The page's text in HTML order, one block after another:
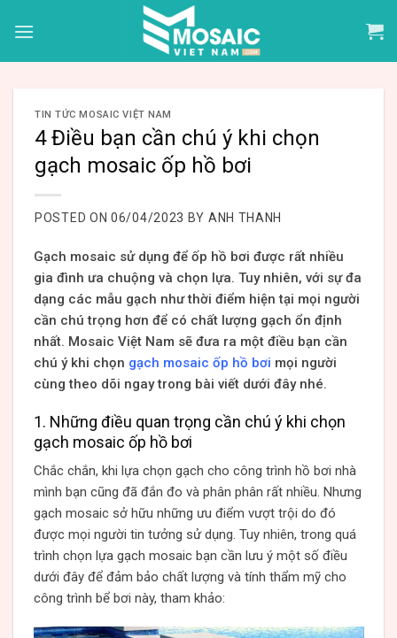
TIN TỨC MOSAIC VIỆT NAM
4 Điều bạn cần chú ý khi chọn
gạch mosaic ốp hồ bơi
POSTED ON 06/04/2023 BY ANH THANH
Gạch mosaic sử dụng để ốp hồ bơi được rất nhiều
gia đình ưa chuộng và chọn lựa. Tuy nhiên, với sự đa
dạng các mẫu gạch như thời điểm hiện tại mọi người
cần chú trọng hơn để có chất lượng gạch ổn định
nhất. Mosaic Việt Nam sẽ đưa ra một điều bạn cần
chú ý khi chọn gạch mosaic ốp hồ bơi mọi người
cùng theo dõi ngay trong bài viết dưới đây nhé.
1. Những điều quan trọng cần chú ý khi chọn
gạch mosaic ốp hồ bơi
Chắc chắn, khi lựa chọn gạch cho công trình hồ bơi nhà
mình bạn cũng đã đắn đo và phân phân rất nhiều. Nhưng
gạch mosaic sở hữu những ưu điểm vượt trội do đó
được mọi người tin tưởng sử dụng. Tuy nhiên, trong quá
trình chọn lựa gạch mosaic bạn cần lưu ý một số điều
dưới đây để đảm bảo chất lượng và tính thẩm mỹ cho
công trình bể bơi này, tham khảo: